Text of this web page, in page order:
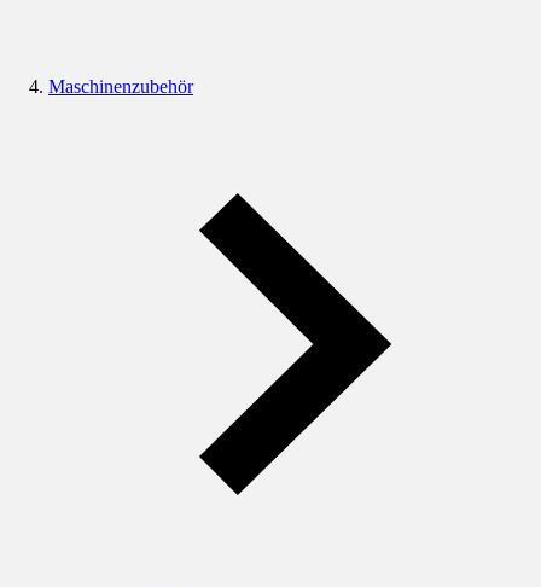
Maschinenzubehör